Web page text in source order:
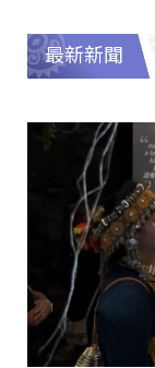
最新新聞